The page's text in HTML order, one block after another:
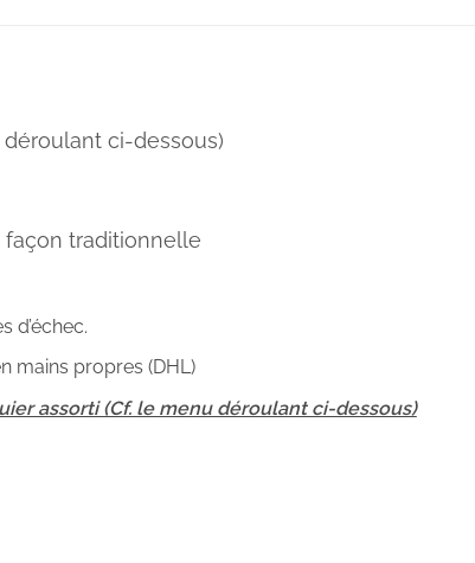
déroulant ci-dessous)
façon traditionnelle
d’échec.
mains propres (DHL)
assorti (Cf. le menu déroulant ci-dessous)